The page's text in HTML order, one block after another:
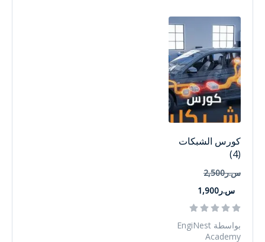
كورس الشبكات
(4)
س.ر2,500
س.ر1,900
بواسطة EngiNest
Academy